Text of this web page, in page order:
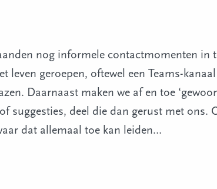
nog informele contactmomenten in
leven geroepen, oftewel een Teams-
Daarnaast maken we af en toe
suggesties, deel die dan gerust met ons.
dat allemaal toe kan leiden…